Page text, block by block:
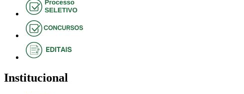
Institucional